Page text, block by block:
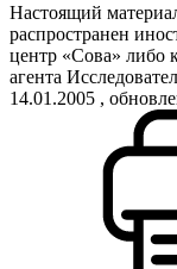
Настоящий
распространен
центр «Сова» либо
агента
14.01.2005 ,